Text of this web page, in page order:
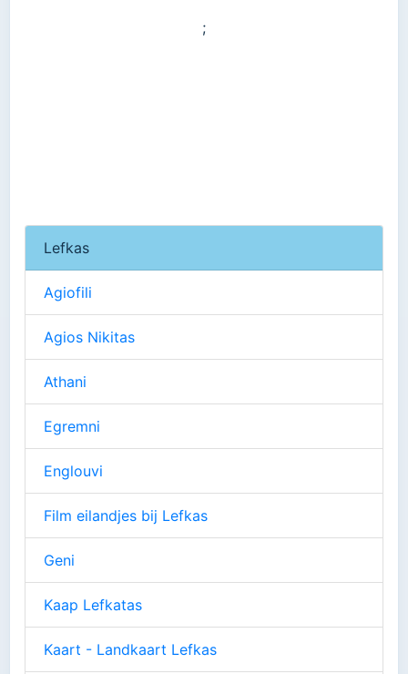
;
Lefkas
Agiofili
Agios Nikitas
Athani
Egremni
Englouvi
Film eilandjes bij Lefkas
Geni
Kaap Lefkatas
Kaart - Landkaart Lefkas